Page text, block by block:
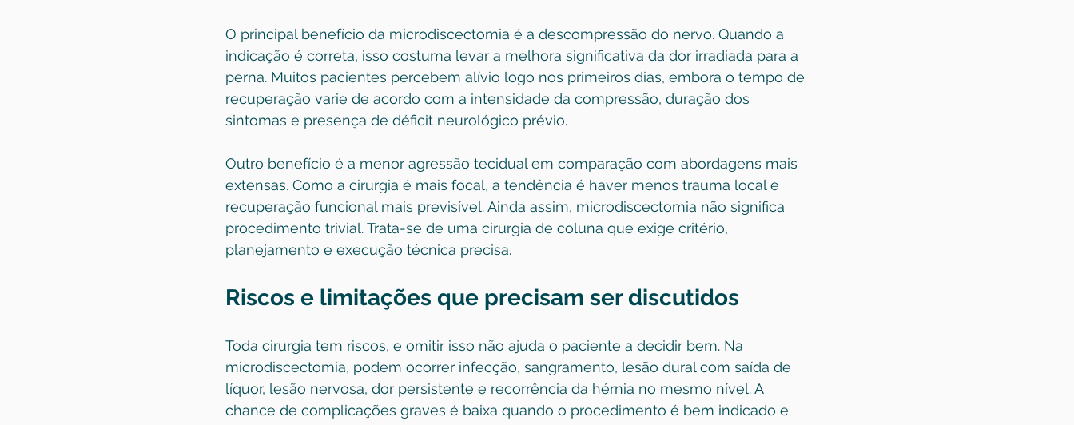
O principal benefício da microdiscectomia é a descompressão do nervo. Quando a
indicação é correta, isso costuma levar a melhora significativa da dor irradiada para a
perna. Muitos pacientes percebem alívio logo nos primeiros dias, embora o tempo de
recuperação varie de acordo com a intensidade da compressão, duração dos
sintomas e presença de déficit neurológico prévio.
Outro benefício é a menor agressão tecidual em comparação com abordagens mais
extensas. Como a cirurgia é mais focal, a tendência é haver menos trauma local e
recuperação funcional mais previsível. Ainda assim, microdiscectomia não significa
procedimento trivial. Trata-se de uma cirurgia de coluna que exige critério,
planejamento e execução técnica precisa.
Riscos e limitações que precisam ser discutidos
Toda cirurgia tem riscos, e omitir isso não ajuda o paciente a decidir bem. Na
microdiscectomia, podem ocorrer infecção, sangramento, lesão dural com saída de
líquor, lesão nervosa, dor persistente e recorrência da hérnia no mesmo nível. A
chance de complicações graves é baixa quando o procedimento é bem indicado e